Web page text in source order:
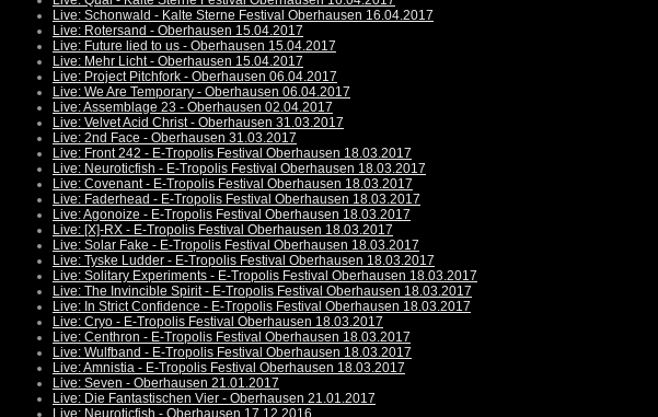
Live: Schonwald - Kalte Sterne Festival Oberhausen 16.04.2017
Live: Rotersand - Oberhausen 15.04.2017
Live: Future lied to us - Oberhausen 15.04.2017
Live: Mehr Licht - Oberhausen 15.04.2017
Live: Project Pitchfork - Oberhausen 06.04.2017
Live: We Are Temporary - Oberhausen 06.04.2017
Live: Assemblage 23 - Oberhausen 02.04.2017
Live: Velvet Acid Christ - Oberhausen 31.03.2017
Live: 2nd Face - Oberhausen 31.03.2017
Live: Front 242 - E-Tropolis Festival Oberhausen 18.03.2017
Live: Neuroticfish - E-Tropolis Festival Oberhausen 18.03.2017
Live: Covenant - E-Tropolis Festival Oberhausen 18.03.2017
Live: Faderhead - E-Tropolis Festival Oberhausen 18.03.2017
Live: Agonoize - E-Tropolis Festival Oberhausen 18.03.2017
Live: [X]-RX - E-Tropolis Festival Oberhausen 18.03.2017
Live: Solar Fake - E-Tropolis Festival Oberhausen 18.03.2017
Live: Tyske Ludder - E-Tropolis Festival Oberhausen 18.03.2017
Live: Solitary Experiments - E-Tropolis Festival Oberhausen 18.03.2017
Live: The Invincible Spirit - E-Tropolis Festival Oberhausen 18.03.2017
Live: In Strict Confidence - E-Tropolis Festival Oberhausen 18.03.2017
Live: Cryo - E-Tropolis Festival Oberhausen 18.03.2017
Live: Centhron - E-Tropolis Festival Oberhausen 18.03.2017
Live: Wulfband - E-Tropolis Festival Oberhausen 18.03.2017
Live: Amnistia - E-Tropolis Festival Oberhausen 18.03.2017
Live: Seven - Oberhausen 21.01.2017
Live: Die Fantastischen Vier - Oberhausen 21.01.2017